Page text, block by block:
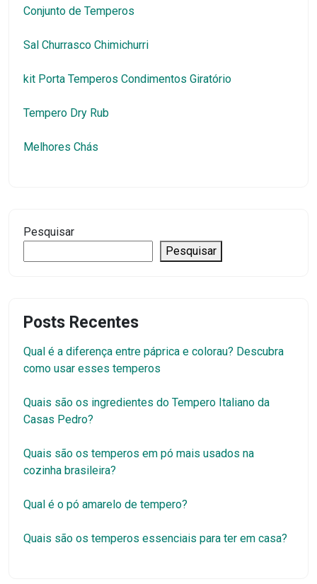
Conjunto de Temperos
Sal Churrasco Chimichurri
kit Porta Temperos Condimentos Giratório
Tempero Dry Rub
Melhores Chás
Pesquisar
Pesquisar
Posts Recentes
Qual é a diferença entre páprica e colorau? Descubra
como usar esses temperos
Quais são os ingredientes do Tempero Italiano da
Casas Pedro?
Quais são os temperos em pó mais usados na
cozinha brasileira?
Qual é o pó amarelo de tempero?
Quais são os temperos essenciais para ter em casa?